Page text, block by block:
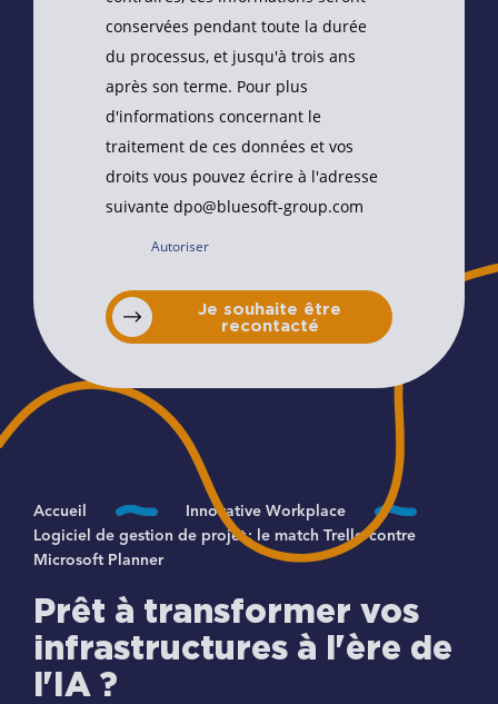
conservées pendant toute la durée
du processus, et jusqu'à trois ans
après son terme. Pour plus
d'informations concernant le
traitement de ces données et vos
droits vous pouvez écrire à l'adresse
suivante dpo@bluesoft-group.com
Autoriser
Je souhaite être
recontacté
Accueil
Innovative Workplace
Logiciel de gestion de projet : le match Trello contre
Microsoft Planner
Prêt à transformer vos
infrastructures à l'ère de
l'IA ?